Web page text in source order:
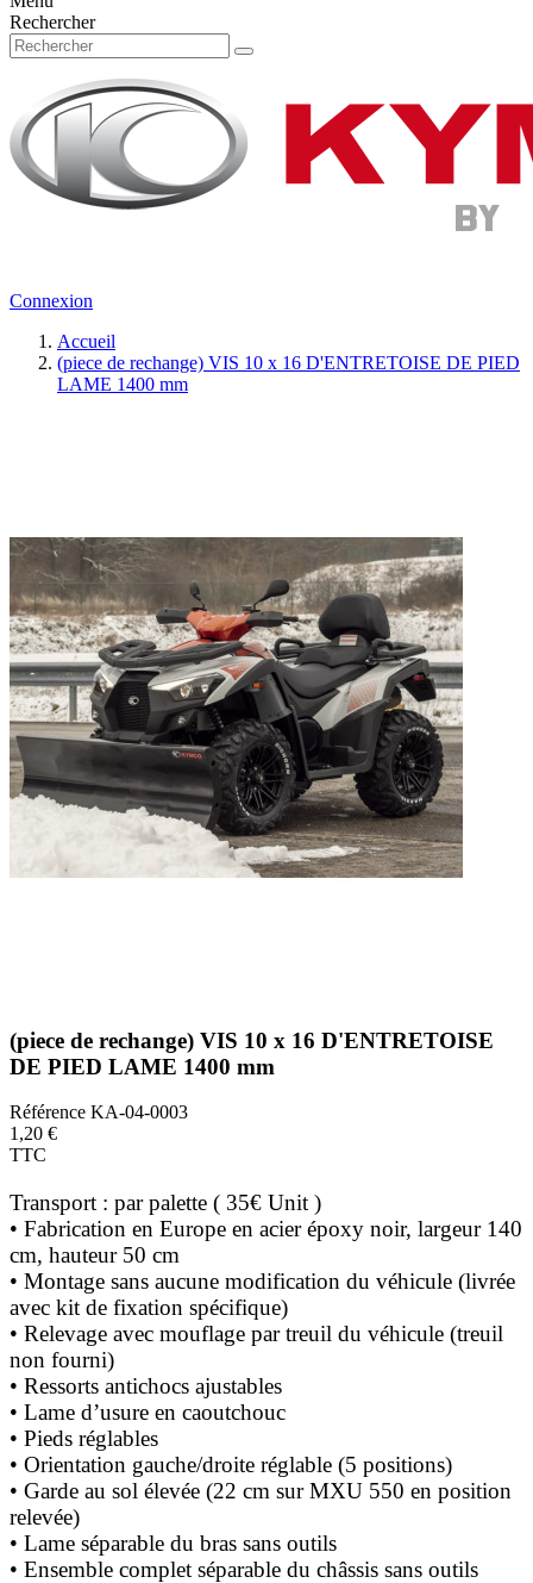
Rechercher
Connexion
Accueil
(piece de rechange) VIS 10 x 16 D'ENTRETOISE DE PIED
LAME 1400 mm
(piece de rechange) VIS 10 x 16 D'ENTRETOISE
DE PIED LAME 1400 mm
Référence KA-04-0003
1,20 €
TTC
Transport : par palette ( 35€ Unit )
• Fabrication en Europe en acier époxy noir, largeur 140
cm, hauteur 50 cm
• Montage sans aucune modification du véhicule (livrée
avec kit de fixation spécifique)
• Relevage avec mouflage par treuil du véhicule (treuil
non fourni)
• Ressorts antichocs ajustables
• Lame d’usure en caoutchouc
• Pieds réglables
• Orientation gauche/droite réglable (5 positions)
• Garde au sol élevée (22 cm sur MXU 550 en position
relevée)
• Lame séparable du bras sans outils
• Ensemble complet séparable du châssis sans outils